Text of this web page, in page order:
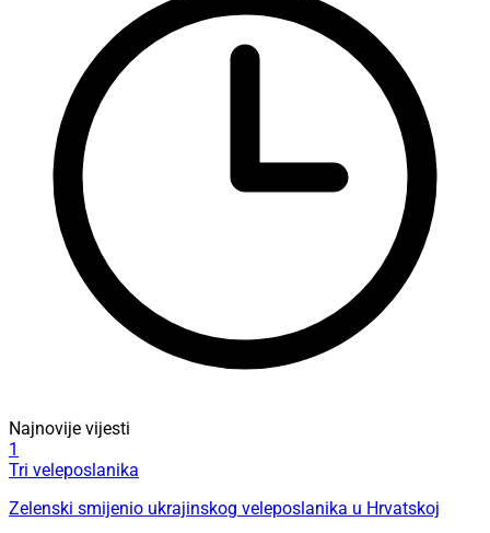
Najnovije vijesti
1
Tri veleposlanika
Zelenski smijenio ukrajinskog veleposlanika u Hrvatskoj